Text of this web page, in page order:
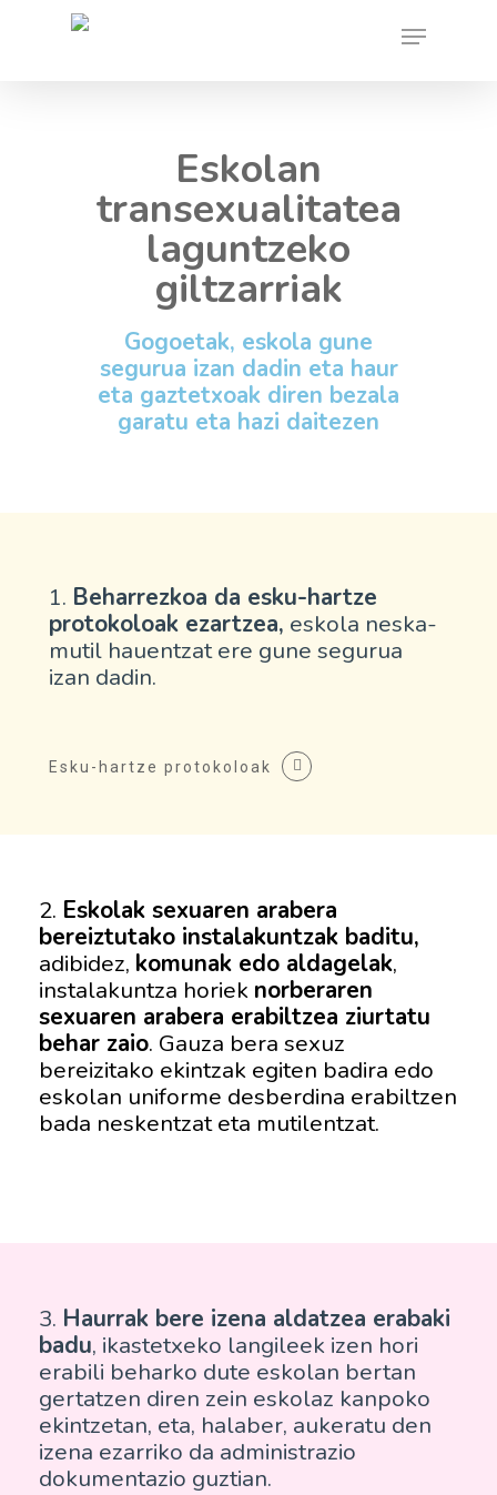
Menu
Eskolan
transexualitatea
laguntzeko
giltzarriak
Gogoetak, eskola gune
segurua izan dadin eta haur
eta gaztetxoak diren bezala
garatu eta hazi daitezen
1. Beharrezkoa da esku-hartze
protokoloak ezartzea, eskola neska-
mutil hauentzat ere gune segurua
izan dadin.
Esku-hartze protokoloak
2. Eskolak sexuaren arabera
bereiztutako instalakuntzak baditu,
adibidez, komunak edo aldagelak,
instalakuntza horiek norberaren
sexuaren arabera erabiltzea ziurtatu
behar zaio. Gauza bera sexuz
bereizitako ekintzak egiten badira edo
eskolan uniforme desberdina erabiltzen
bada neskentzat eta mutilentzat.
3. Haurrak bere izena aldatzea erabaki
badu, ikastetxeko langileek izen hori
erabili beharko dute eskolan bertan
gertatzen diren zein eskolaz kanpoko
ekintzetan, eta, halaber, aukeratu den
izena ezarriko da administrazio
dokumentazio guztian.